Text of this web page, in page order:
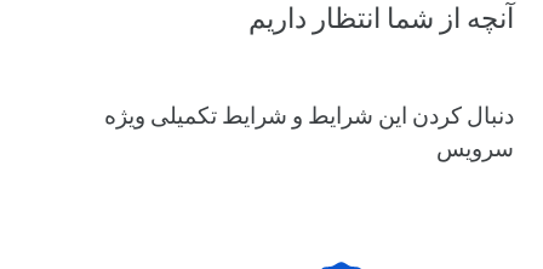
آنچه از شما انتظار داریم
دنبال کردن این شرایط و شرایط تکمیلی ویژه
سرویس